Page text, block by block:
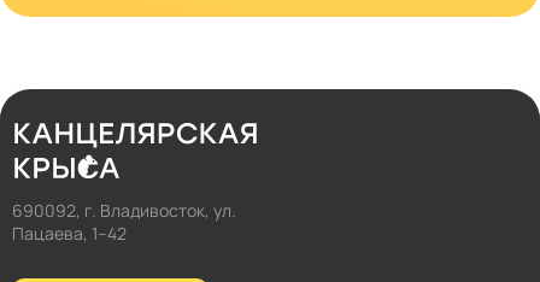
690092, г. Владивосток, ул.
Пацаева, 1–42